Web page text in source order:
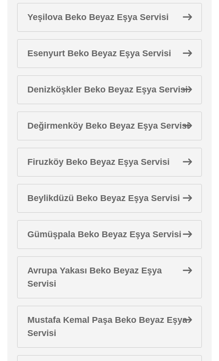
Yeşilova Beko Beyaz Eşya Servisi
Esenyurt Beko Beyaz Eşya Servisi
Denizköşkler Beko Beyaz Eşya Servisi
Değirmenköy Beko Beyaz Eşya Servisi
Firuzköy Beko Beyaz Eşya Servisi
Beylikdüzü Beko Beyaz Eşya Servisi
Gümüşpala Beko Beyaz Eşya Servisi
Avrupa Yakası Beko Beyaz Eşya
Servisi
Mustafa Kemal Paşa Beko Beyaz Eşya
Servisi